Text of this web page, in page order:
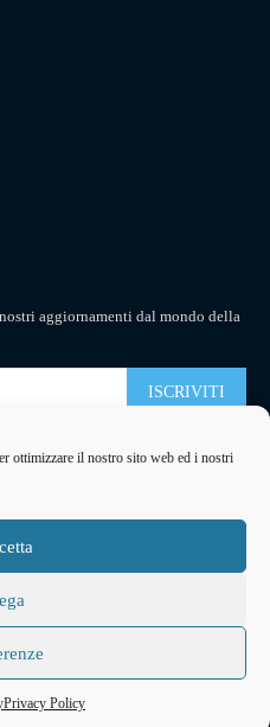
ottimizzare il nostro sito web ed i nostri
Privacy Policy
aggiornamenti dal mondo della
ISCRIVITI
Ferracreative